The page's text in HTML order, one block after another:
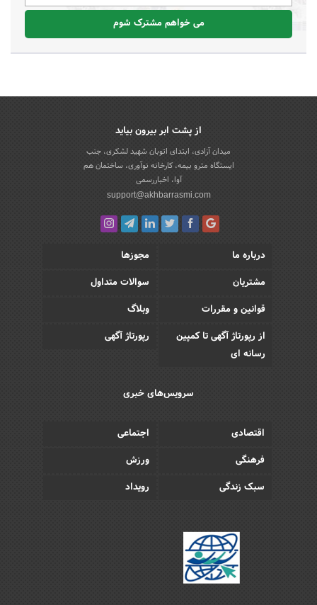
می خواهم مشترک شوم
از پشت ابر بیرون بیاید
میدان آزادی، ابتدای اتوبان شهید لشکری، جنب
ایستگاه مترو بیمه، کارخانه نوآوری، ساختمان هم
آوا، اخباررسمی
support@akhbarrasmi.com
درباره ما
مجوزها
مشتریان
سوالات متداول
قوانین و مقررات
وبلاگ
از رپورتاژ آگهی تا کمپین
رسانه ای
رپورتاژ آگهی
سرویس‌های خبری
اقتصادی
اجتماعی
فرهنگی
ورزش
سبک زندگی
رویداد